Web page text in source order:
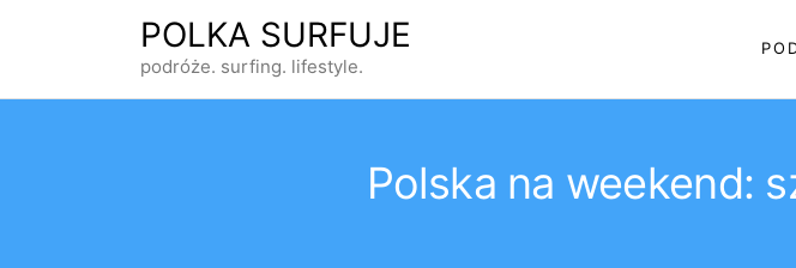
POLKA SURFUJE
podróże. surfing. lifestyle.
Polska na weekend: